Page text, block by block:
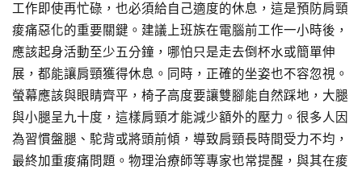
工作即使再忙碌，也必須給自己適度的休息，這是預防肩頸
痠痛惡化的重要關鍵。建議上班族在電腦前工作一小時後，
應該起身活動至少五分鐘，哪怕只是走去倒杯水或簡單伸
展，都能讓肩頸獲得休息。同時，正確的坐姿也不容忽視。
螢幕應該與眼睛齊平，椅子高度要讓雙腳能自然踩地，大腿
與小腿呈九十度，這樣肩頸才能減少額外的壓力。很多人因
為習慣盤腿、駝背或將頭前傾，導致肩頸長時間受力不均，
最終加重痠痛問題。物理治療師等專家也常提醒，與其在痠